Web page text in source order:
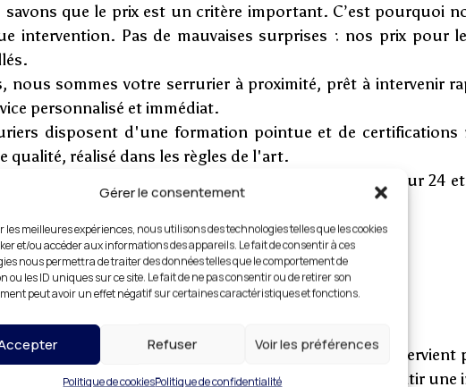
Gérer le consentement
les meilleures expériences, nous utilisons des technologies telles que les cookies
et/ou accéder aux informations des appareils. Le fait de consentir à ces
nous permettra de traiter des données telles que le comportement de
ou les ID uniques sur ce site. Le fait de ne pas consentir ou de retirer son
peut avoir un effet négatif sur certaines caractéristiques et fonctions.
Refuser Voir les préférences
Politique de cookiesPolitique de confidentialité
que le prix est un critère important. C’est pourquoi
intervention. Pas de mauvaises surprises : nos prix pour
nous sommes votre serrurier à proximité, prêt à intervenir
personnalisé et immédiat.
disposent d'une formation pointue et de certifications
qualité, réalisé dans les règles de l'art.
jamais, nous sommes disponibles 24 heures sur 24
à tout moment, y compris les jours fériés.
Nos prestations en détail
? Pas de panique ! Notre entreprise de serrurerie
modernes et des techniques avancées pour garantir une